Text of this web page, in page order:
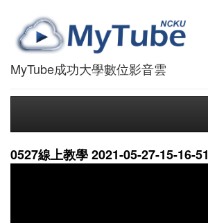
MyTube成功大學數位影音雲
0527線上教學 2021-05-27-15-16-